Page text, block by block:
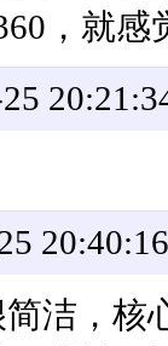
，就
20:40:16
洁，核